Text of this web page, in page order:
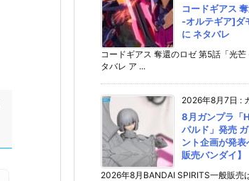
コードギアス
-オルテギア]ダ
に ネタバレ
コードギアス 奪還のロゼ 第5話「光
タバレ ア ...
2026年8月7日 :
8月ガンプラ「
パルド」発売
ント企画が発
販売バンダイ】
2026年8月BANDAI SPIRITS一般販売